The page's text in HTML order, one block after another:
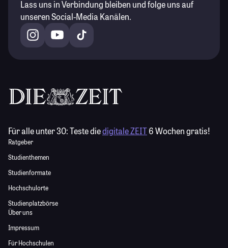
Lass uns in Verbindung bleiben und folge uns auf
unseren Social-Media Kanälen.
Für alle unter 30:Teste diedigitale ZEIT6 Wochen gratis!
Ratgeber
Studienthemen
Studienformate
Hochschulorte
Studienplatzbörse
Über uns
Impressum
Für Hochschulen